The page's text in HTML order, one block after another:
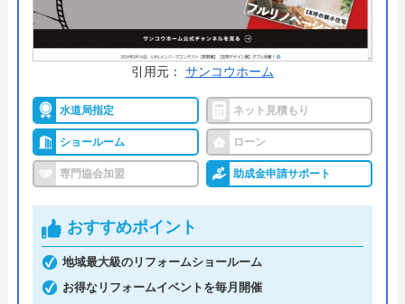
交換の達人 の基本情報
株式会社ハウスラボ
代表者
創業・設立 平成21年5月1日設立
本社所在地
〒556-0014
引用元： サンコウホーム
水道局指定 ネット見積もり
ショールーム ローン
専門協会加盟 助成金申請サポート
おすすめポイント
地域最大級のリフォームショールーム
お得なリフォームイベントを毎月開催